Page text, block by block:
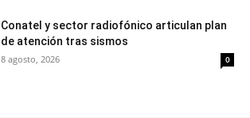
Conatel y sector radiofónico articulan plan
de atención tras sismos
8 agosto, 2026 0